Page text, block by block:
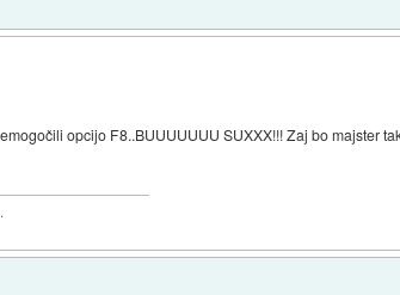
opcijo F8..BUUUUUUU SUXXX!!! Zaj bo majster